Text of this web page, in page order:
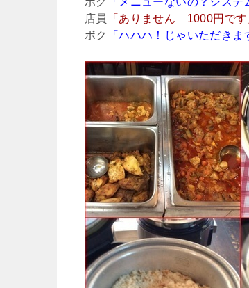
店員
「ありません 1000円です
ボク
「ハハハ！じゃいただき